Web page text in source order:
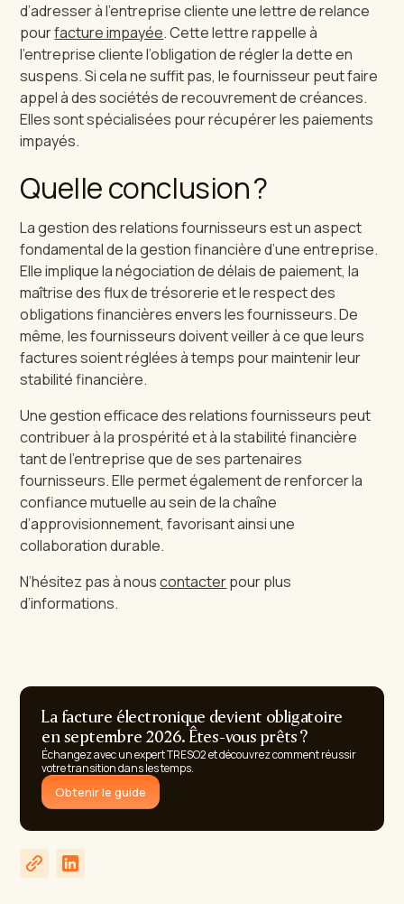
d’adresser à l’entreprise cliente une lettre de relance
pourfacture impayée. Cette lettre rappelle à
l’entreprise cliente l’obligation de régler la dette en
suspens. Si cela ne suffit pas, le fournisseur peut faire
appel à des sociétés de recouvrement de créances.
Elles sont spécialisées pour récupérer les paiements
impayés.
Quelle conclusion ?
La gestion des relations fournisseurs est un aspect
fondamental de la gestion financière d’une entreprise.
Elle implique la négociation de délais de paiement, la
maîtrise des flux de trésorerie et le respect des
obligations financières envers les fournisseurs. De
même, les fournisseurs doivent veiller à ce que leurs
factures soient réglées à temps pour maintenir leur
stabilité financière.
Une gestion efficace des relations fournisseurs peut
contribuer à la prospérité et à la stabilité financière
tant de l’entreprise que de ses partenaires
fournisseurs. Elle permet également de renforcer la
confiance mutuelle au sein de la chaîne
d’approvisionnement, favorisant ainsi une
collaboration durable.
N’hésitez pas à nouscontacterpour plus
d’informations.
La facture électronique devient obligatoire
en septembre 2026. Êtes-vous prêts ?
Échangez avec un expert TRESO2 et découvrez comment réussir
votre transition dans les temps.
Obtenir le guide